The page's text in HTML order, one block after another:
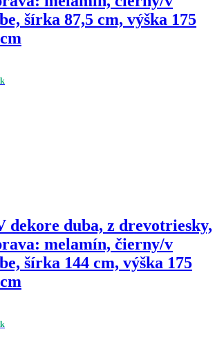
šírka 87,5 cm, výška 175
dekore duba, z drevotriesky,
melamín, čierny/v
šírka 144 cm, výška 175